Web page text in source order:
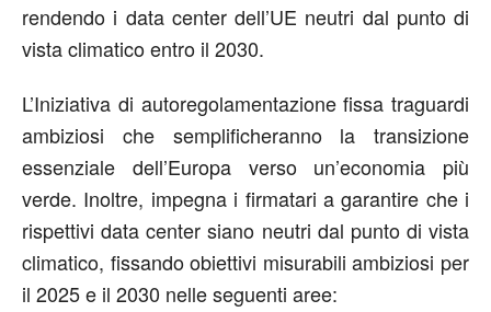
rendendo i data center dell’UE neutri dal punto di
vista climatico entro il 2030.
L’Iniziativa di autoregolamentazione fissa traguardi
ambiziosi che semplificheranno la transizione
essenziale dell’Europa verso un’economia più
verde. Inoltre, impegna i firmatari a garantire che i
rispettivi data center siano neutri dal punto di vista
climatico, fissando obiettivi misurabili ambiziosi per
il 2025 e il 2030 nelle seguenti aree: